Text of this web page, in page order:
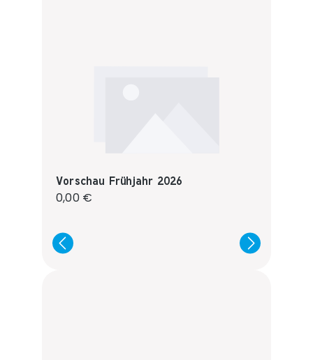
Vorschau Frühjahr 2026
Regulärer Preis:
0,00 €